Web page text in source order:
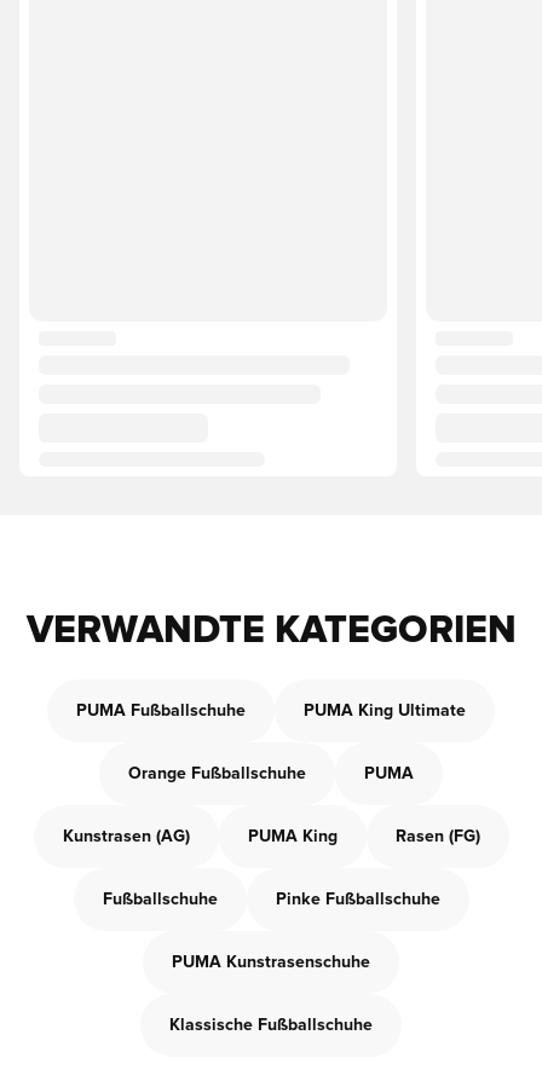
VERWANDTE KATEGORIEN
PUMA Fußballschuhe PUMA King Ultimate
Orange Fußballschuhe PUMA
Kunstrasen (AG) PUMA King Rasen (FG)
Fußballschuhe Pinke Fußballschuhe
PUMA Kunstrasenschuhe
Klassische Fußballschuhe